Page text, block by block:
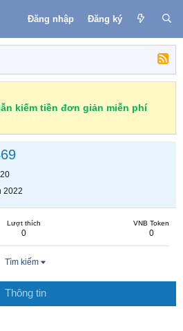
Đăng nhập Đăng ký
kiếm tiền đơn giản miễn phí
2022
Lượt thích
0
VNB Token
0
Tìm kiếm
Thông tin